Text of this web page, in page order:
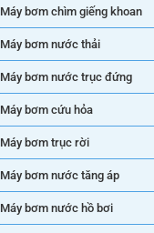
Máy bơm chìm giếng khoan
Máy bơm nước thải
Máy bơm nước trục đứng
Máy bơm cứu hỏa
Máy bơm trục rời
Máy bơm nước tăng áp
Máy bơm nước hồ bơi